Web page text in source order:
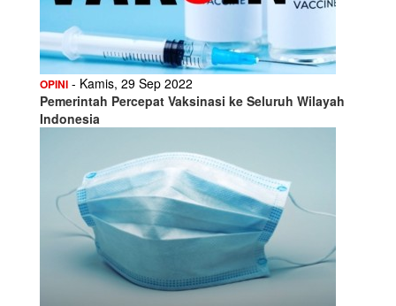
OPINI - Kamis, 29 Sep 2022
Pemerintah Percepat Vaksinasi ke Seluruh Wilayah
Indonesia